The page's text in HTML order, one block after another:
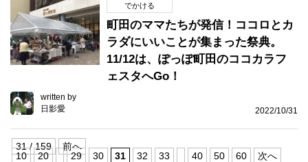
でかける
町田のママたちが発信！ココロとカ
ラダにいいことが集まった祭典。
11/12は、ぽっぽ町田のココカラフ
ェスタへGo！
written by
日影愛
2022/10/31
31 / 159
前へ
10
20 29 30 31 32 33 40 50 60 次へ